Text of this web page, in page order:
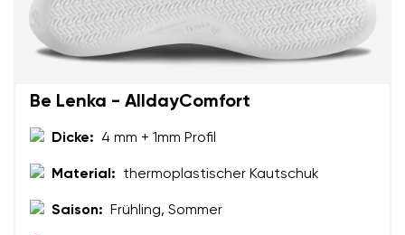
Bestätigen
Be Lenka - AlldayComfort
Dicke: 4 mm + 1mm Profil
Material: thermoplastischer Kautschuk
Saison: Frühling, Sommer
Ich bin mit der Verarbeitung der eingegebenen
Textbewertung
Ich bin mit der Verarbeitung der eingegebenen